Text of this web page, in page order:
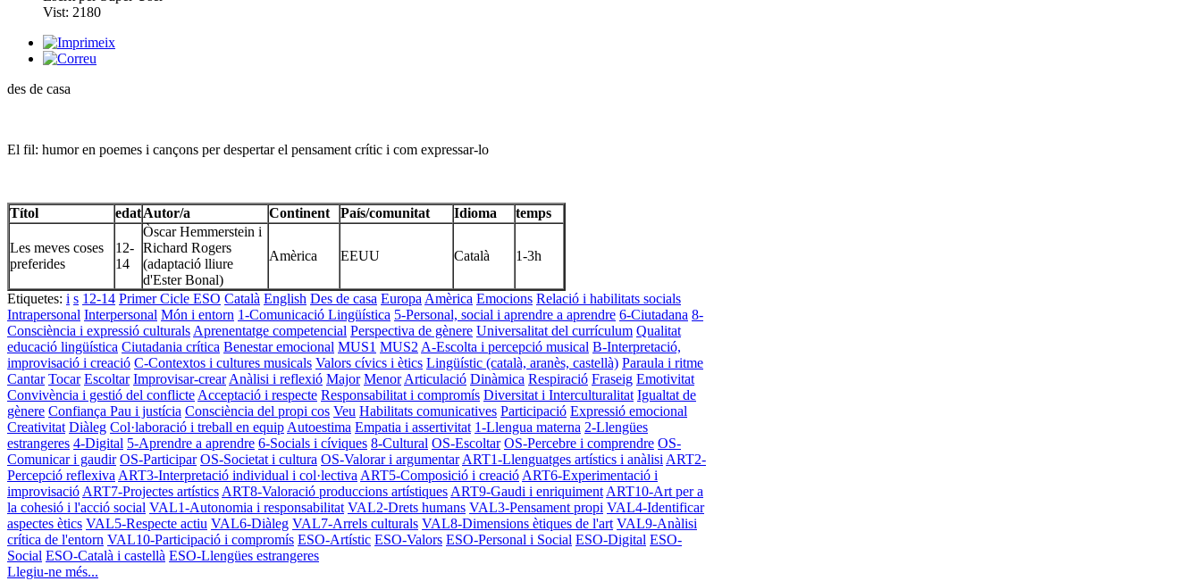
Vist: 2180
des de casa
El fil: humor en poemes i cançons per despertar el pensament crític i com expressar-lo
Títol edatAutor/a Continent País/comunitat Idioma temps
Les meves coses
preferides
12-
14
Òscar Hemmerstein i
Richard Rogers
(adaptació lliure
d'Ester Bonal)
Amèrica EEUU Català 1-3h
Etiquetes: i s 12-14 Primer Cicle ESO Català English Des de casa Europa Amèrica Emocions Relació i habilitats socials
Intrapersonal Interpersonal Món i entorn 1-Comunicació Lingüística 5-Personal, social i aprendre a aprendre 6-Ciutadana 8-
Consciència i expressió culturals Aprenentatge competencial Perspectiva de gènere Universalitat del currículum Qualitat
educació lingüística Ciutadania crítica Benestar emocional MUS1 MUS2 A-Escolta i percepció musical B-Interpretació,
improvisació i creació C-Contextos i cultures musicals Valors cívics i ètics Lingüístic (català, aranès, castellà) Paraula i ritme
Cantar Tocar Escoltar Improvisar-crear Anàlisi i reflexió Major Menor Articulació Dinàmica Respiració Fraseig Emotivitat
Convivència i gestió del conflicte Acceptació i respecte Responsabilitat i compromís Diversitat i Interculturalitat Igualtat de
gènere Confiança Pau i justícia Consciència del propi cos Veu Habilitats comunicatives Participació Expressió emocional
Creativitat Diàleg Col·laboració i treball en equip Autoestima Empatia i assertivitat 1-Llengua materna 2-Llengües
estrangeres 4-Digital 5-Aprendre a aprendre 6-Socials i cíviques 8-Cultural OS-Escoltar OS-Percebre i comprendre OS-
Comunicar i gaudir OS-Participar OS-Societat i cultura OS-Valorar i argumentar ART1-Llenguatges artístics i anàlisi ART2-
Percepció reflexiva ART3-Interpretació individual i col·lectiva ART5-Composició i creació ART6-Experimentació i
improvisació ART7-Projectes artístics ART8-Valoració produccions artístiques ART9-Gaudi i enriquiment ART10-Art per a
la cohesió i l'acció social VAL1-Autonomia i responsabilitat VAL2-Drets humans VAL3-Pensament propi VAL4-Identificar
aspectes ètics VAL5-Respecte actiu VAL6-Diàleg VAL7-Arrels culturals VAL8-Dimensions ètiques de l'art VAL9-Anàlisi
crítica de l'entorn VAL10-Participació i compromís ESO-Artístic ESO-Valors ESO-Personal i Social ESO-Digital ESO-
Social ESO-Català i castellà ESO-Llengües estrangeres
Llegiu-ne més...